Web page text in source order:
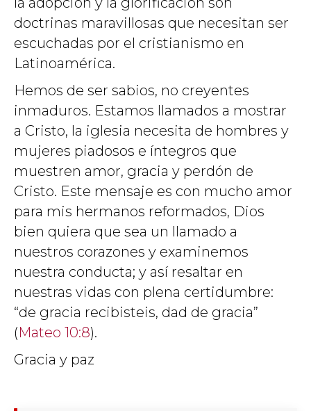
doctrinas maravillosas que necesitan ser
escuchadas por el cristianismo en
Latinoamérica.
Hemos de ser sabios, no creyentes
inmaduros. Estamos llamados a mostrar
a Cristo, la iglesia necesita de hombres y
mujeres piadosos e íntegros que
muestren amor, gracia y perdón de
Cristo. Este mensaje es con mucho amor
para mis hermanos reformados, Dios
bien quiera que sea un llamado a
nuestros corazones y examinemos
nuestra conducta; y así resaltar en
nuestras vidas con plena certidumbre:
“de gracia recibisteis, dad de gracia”
(Mateo 10:8).
Gracia y paz